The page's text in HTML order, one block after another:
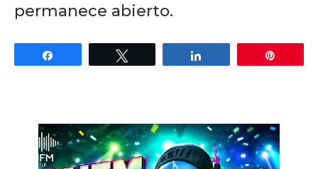
permanece abierto.